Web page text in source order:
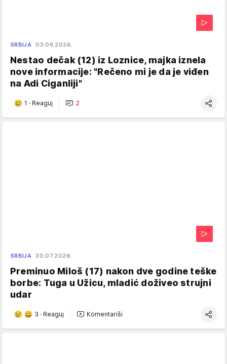
SRBIJA 03.08.2026.
Nestao dečak (12) iz Loznice, majka iznela
nove informacije: "Rečeno mi je da je viđen
na Adi Ciganliji"
1 · Reaguj 2
SRBIJA 30.07.2026.
Preminuo Miloš (17) nakon dve godine teške
borbe: Tuga u Užicu, mladić doživeo strujni
udar
3 · Reaguj Komentariši